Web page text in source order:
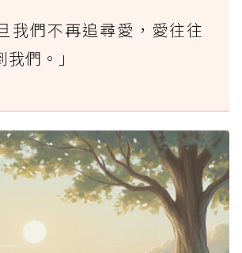
我們不再追尋愛，愛往往
們。」